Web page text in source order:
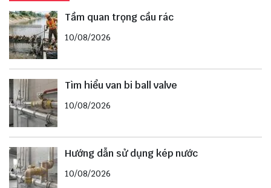
Tầm quan trọng cầu rác
10/08/2026
Tìm hiểu van bi ball valve
10/08/2026
Hướng dẫn sử dụng kép nước
10/08/2026